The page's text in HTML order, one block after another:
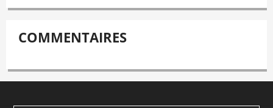
COMMENTAIRES